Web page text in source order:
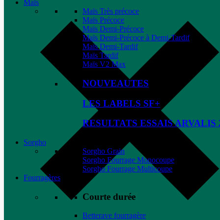
Maïs
Maïs Très précoce
Maïs Précoce
Maïs Demi-Précoce
Maïs Demi-Précoce à Demi-Tardif
Maïs Demi-Tardif
Maïs Tardif
Maïs V2 Max
NOUVEAUTES
LES LABELS SF+
RESULTATS ESSAIS ARVALIS
Sorgho
Sorgho Grain
Sorgho Fourrage Monocoupe
Sorgho Fourrage Multicoupe
Fourragères
Courte durée
Betterave fourragère